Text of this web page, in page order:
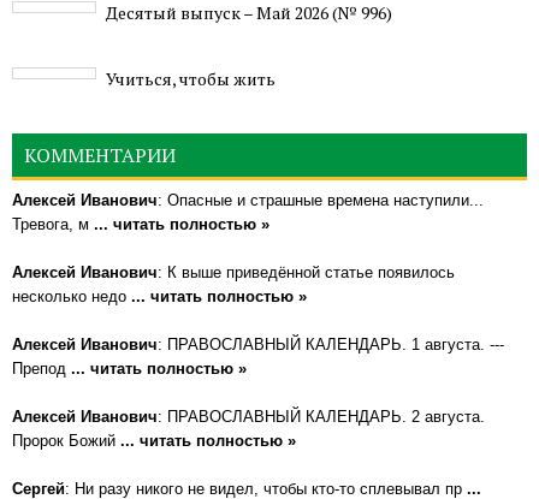
Деcятый выпуск – Май 2026 (№ 996)
Учиться, чтобы жить
КОММЕНТАРИИ
Алексей Иванович: Опасные и страшные времена наступили...
Тревога, м ... читать полностью »
Алексей Иванович: К выше приведённой статье появилось
несколько недо ... читать полностью »
Алексей Иванович: ПРАВОСЛАВНЫЙ КАЛЕНДАРЬ. 1 августа. ---
Препод ... читать полностью »
Алексей Иванович: ПРАВОСЛАВНЫЙ КАЛЕНДАРЬ. 2 августа.
Пророк Божий ... читать полностью »
Сергей: Ни разу никого не видел, чтобы кто-то сплевывал пр ...